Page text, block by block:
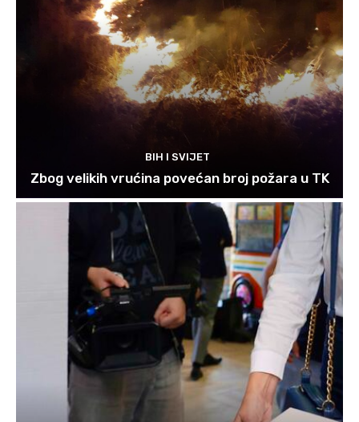
BIH I SVIJET
Zbog velikih vrućina povećan broj požara u TK